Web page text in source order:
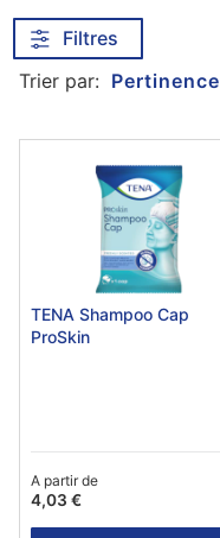
Filtres
Trier par: Pertinence
TENA Shampoo Cap
ProSkin
A partir de
4,03 €